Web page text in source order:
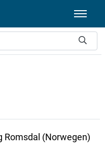
(Norwegen)